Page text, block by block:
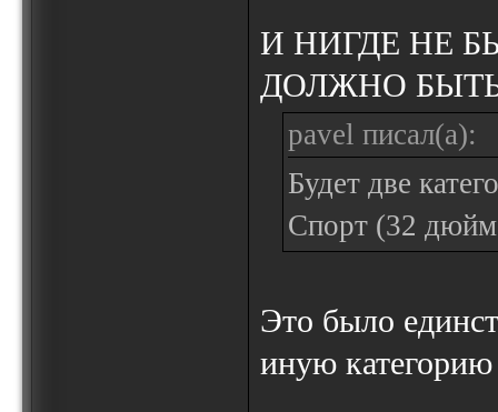
И НИГДЕ НЕ
ДОЛЖНО
pavel писал(а):
Будет две
Спорт (32
Это было
иную